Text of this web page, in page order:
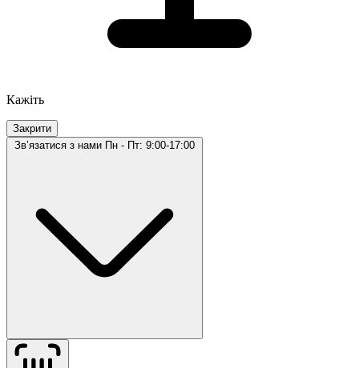
Кажіть
Закрити
Звʼязатися з нами Пн - Пт: 9:00-17:00